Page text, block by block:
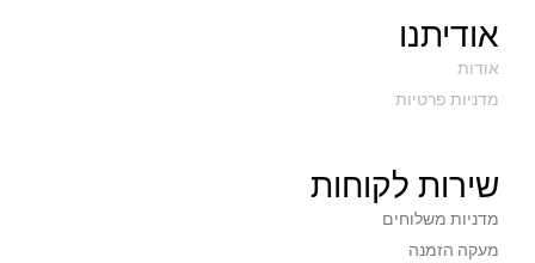
אודיתנו
אודות
מדניות פרטיות
שירות לקוחות
מדניות משלוחים
מעקה הזמנה